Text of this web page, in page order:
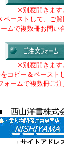
※別窓開きます
ーストして、ご
ムで複数冊お問い
※別窓開きます
コピー＆ペースト
ォームで複数冊ご注
西山洋書株式
+ サイトアドレ